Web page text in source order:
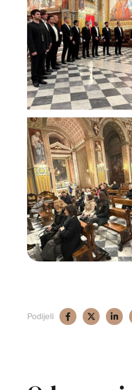
Podijeli